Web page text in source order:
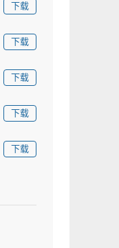
下载
下载
下载
下载
下载